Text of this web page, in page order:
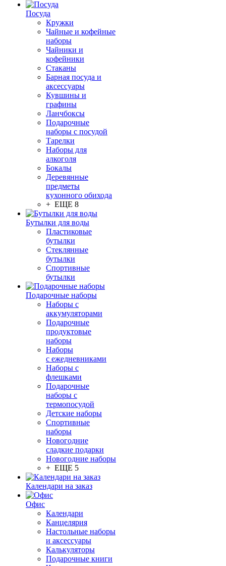
Посуда
Кружки
Чайные и кофейные
наборы
Чайники и
кофейники
Стаканы
Барная посуда и
аксессуары
Кувшины и
графины
Ланчбоксы
Подарочные
наборы с посудой
Тарелки
Наборы для
алкоголя
Бокалы
Деревянные
предметы
кухонного обихода
+ ЕЩЕ 8
Бутылки для воды
Пластиковые
бутылки
Стеклянные
бутылки
Спортивные
бутылки
Подарочные наборы
Наборы с
аккумуляторами
Подарочные
продуктовые
наборы
Наборы
с ежедневниками
Наборы с
флешками
Подарочные
наборы с
термопосудой
Детские наборы
Спортивные
наборы
Новогодние
сладкие подарки
Новогодние наборы
+ ЕЩЕ 5
Календари на заказ
Офис
Календари
Канцелярия
Настольные наборы
и аксессуары
Калькуляторы
Подарочные книги